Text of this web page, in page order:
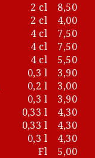
2 cl
8,50
2 cl
4,00
4 cl
7,50
4 cl
7,50
4 cl
5,50
0,3 l
3,90
0,2 l
3,00
0,3 l
3,90
0,33 l
4,30
0,33 l
4,30
0,3 l
4,30
Fl
5,00